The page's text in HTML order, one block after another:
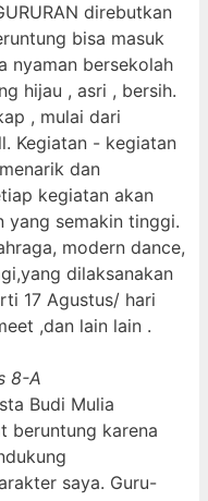
direbutkan
bisa masuk
nyaman bersekolah
hijau , asri , bersih.
, mulai dari
Kegiatan - kegiatan
dan
kegiatan akan
yang semakin tinggi.
modern dance,
dilaksanakan
17 Agustus/ hari
,dan lain lain .
8-A
Budi Mulia
beruntung karena
saya. Guru-